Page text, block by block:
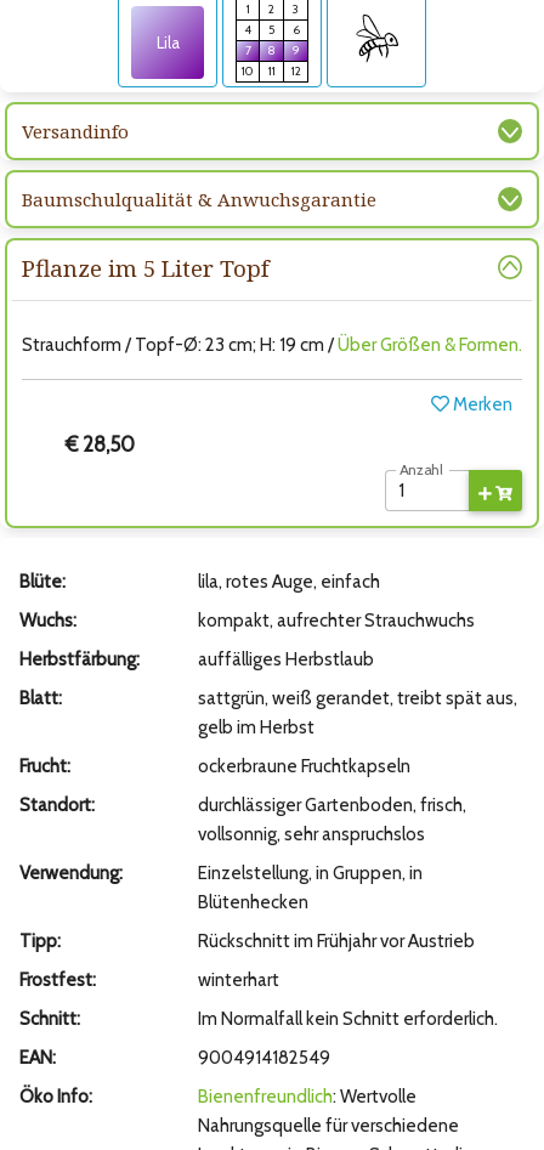
Lila
1
2
3
4
5
6
7
8
9
10
11 12
Versandinfo
Baumschulqualität & Anwuchsgarantie
Pflanze im 5 Liter Topf
Strauchform / Topf-Ø: 23 cm; H: 19 cm /Über Größen & Formen.
Merken
€ 28,50
Anzahl
Blüte:
lila, rotes Auge, einfach
Wuchs:
kompakt, aufrechter Strauchwuchs
Herbstfärbung:
auffälliges Herbstlaub
Blatt:
sattgrün, weiß gerandet, treibt spät aus,
gelb im Herbst
Frucht:
ockerbraune Fruchtkapseln
Standort:
durchlässiger Gartenboden, frisch,
vollsonnig, sehr anspruchslos
Verwendung:
Einzelstellung, in Gruppen, in
Blütenhecken
Tipp:
Rückschnitt im Frühjahr vor Austrieb
Frostfest:
winterhart
Schnitt:
Im Normalfall kein Schnitt erforderlich.
EAN:
9004914182549
Öko Info:
Bienenfreundlich: Wertvolle
Nahrungsquelle für verschiedene